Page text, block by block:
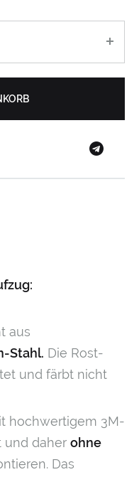
aus
Stahl. Die Rost-
und färbt nicht
hochwertigem 3M-
und daher ohne
Das